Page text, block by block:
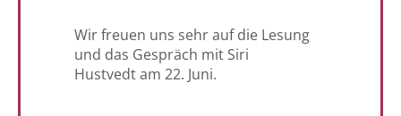
Wir freuen uns sehr auf die Lesung
und das Gespräch mit Siri
Hustvedt am 22. Juni.